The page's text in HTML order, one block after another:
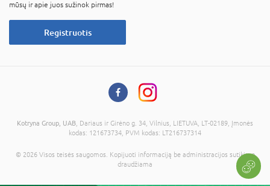
mūsų ir apie juos sužinok pirmas!
Registruotis
Kotryna Group, UAB , Dariaus ir Girėno g. 34, Vilnius, LIETUVA, LT-02189, Įmonės
kodas: 121673734, PVM kodas: LT216737314
© 2026 Visos teisės saugomos. Kopijuoti informaciją be administracijos sutikimo
draudžiama